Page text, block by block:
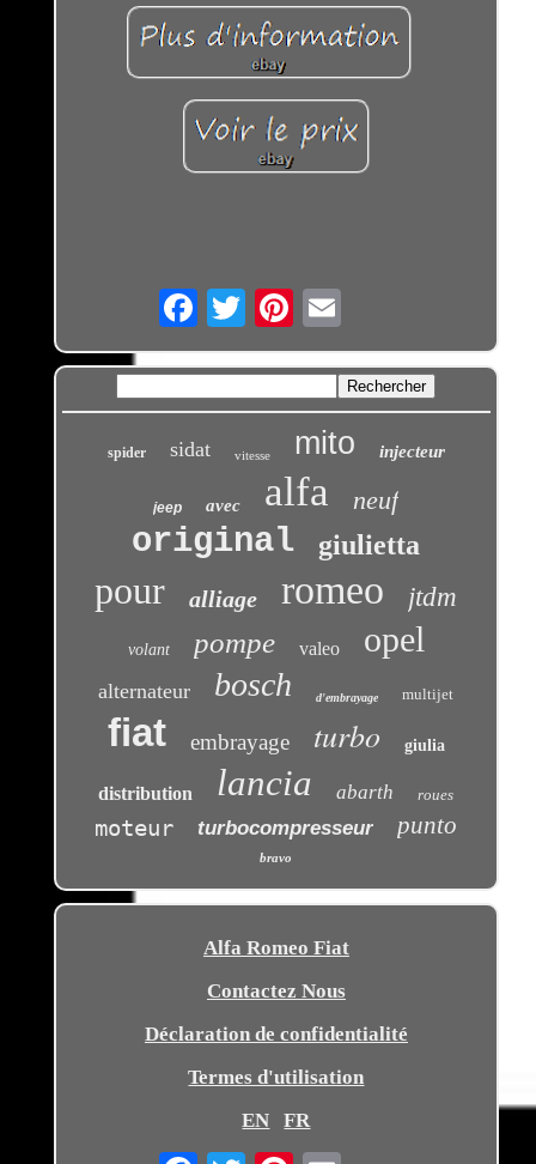
Email
spider sidat vitesse mito injecteur
jeep avec alfa neuf
original giulietta
pour alliage romeo jtdm
volant pompe valeo opel
alternateur bosch d'embrayage multijet
fiat embrayage turbo giulia
distribution lancia abarth roues
moteur turbocompresseur punto
bravo
Alfa Romeo Fiat
Contactez Nous
Déclaration de confidentialité
Termes d'utilisation
EN
FR